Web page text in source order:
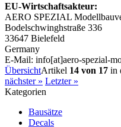
EU-Wirtschaftsakteur:
AERO SPEZIAL
Bodelschwinghstraße 336
33647 Bielefeld
Germany
E-Mail: info[at]aero-spezial-
ÜbersichtArtikel 14 von 17 in
nächster » Letzter »
Kategorien
Bausätze
Decals